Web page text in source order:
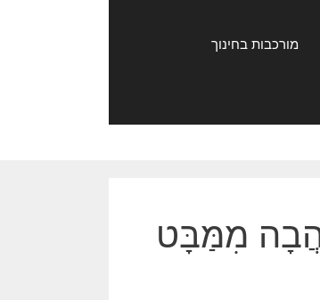
מורכבות בחינוך
מִמַּבָּט